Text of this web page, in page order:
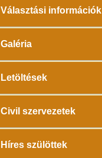
Választási információk
Galéria
Letöltések
Civil szervezetek
Híres szülöttek